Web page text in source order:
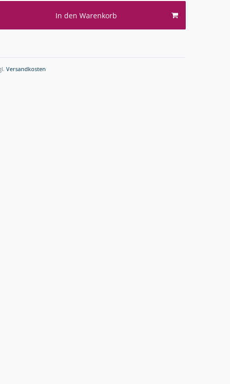
In den Warenkorb
Versandkosten